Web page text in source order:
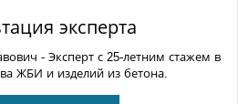
эксперта
- Эксперт с 25-летним стажем в
ЖБИ и изделий из бетона.